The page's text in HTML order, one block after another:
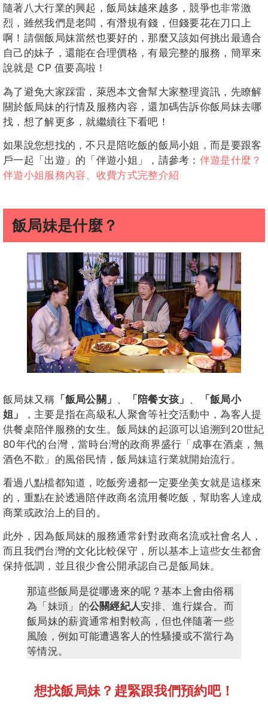
隨著八大行業的興起，飯局妹越來越多，競爭也非常激
烈，雖然我們是老闆，有潛規有錢，但錢要花在刀口上
啊！請個飯局妹當然也要好的，那麼又該如何挑出最適合
自己的妹子，還能在合理價格，有最完整的服務，簡單來
說就是 CP 值要高啦！
為了避免大家踩雷，萊恩本文會幫大家整理資訊，先瞭解
關於飯局妹的行情及服務內容，還加碼告訴你飯局妹去哪
找，想了解更多，就繼續往下看吧！
如果說您想找的，不只是陪吃飯的飯局小姐，而是要跟客
戶一起「出遊」的「伴遊小姐」，請參考： 伴遊是什麼？
伴遊小姐服務內容、收費方式完整介紹
飯局妹是什麼？
飯局妹又稱 「飯局公關」 、 「陪餐女孩」 、
「飯局小
姐」
，主要是指在高級私人聚會等社交活動中，為客人提
供餐桌陪伴服務的女生。飯局妹的起源可以追溯到20世紀
80年代的台灣，當時台灣的政商界盛行「成事在酒桌，無
酒色不歡」的風俗民情，飯局妹這行業就開始流行。
看過八點檔都知道，吃飯旁邊都一定要坐美女就是這樣來
的，重點在於透過陪伴政商名流用餐吃飯，幫助客人達成
商業或政治上的目的。
此外，因為飯局妹的服務通常針對政商名流或社會名人，
而且我們台灣的文化比較保守，所以基本上這些女生都會
保持低調，並且很少會公開承認自己是飯局妹。
那這些飯局是從哪邊來的呢？基本上會由俗稱
為「妹頭」的公關經紀人安排、進行媒合。而
飯局妹的薪資通常相對較高，但也伴隨著一些
風險，例如可能遭遇客人的性騷擾或不當行為
等情況。
想找飯局妹？趕緊跟我們預約吧！